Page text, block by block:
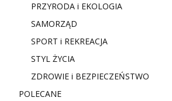
PRZYRODA i EKOLOGIA
SAMORZĄD
SPORT i REKREACJA
STYL ŻYCIA
ZDROWIE i BEZPIECZEŃSTWO
POLECANE